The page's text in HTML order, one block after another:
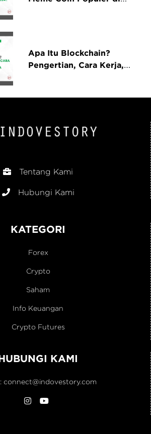
Apa Itu Blockchain?
Pengertian, Cara Kerja,
Tentang Kami
Hubungi Kami
KATEGORI
Forex
Crypto
Saham
Info Keuangan
Crypto Futures
KAMI
connect@indovestory.com